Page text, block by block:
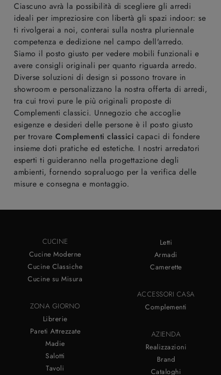
Ciascuno avrà la possibilità di scegliere gli arredi
ideali per impreziosire con libertà gli spazi indoor: se
ti rivolgerai a noi, conterai sulla nostra pluriennale
competenza e dedizione nel campo dell'arredo.
Siamo il posto giusto per vedere mobili funzionali e
avere consigli originali per quanto riguarda arredo.
Diverse soluzioni di design si possono trovare in
showroom e personalizzano la nostra offerta di arredi,
tra cui trovi pure le più originali proposte di
Complementi classici. Unnegozio che accoglie
esigenze e desideri delle persone è il posto giusto
per trovare Complementi classici capaci di fondere
insieme doti pratiche ed estetiche. I nostri arredatori
esperti ti guideranno nella progettazione degli
ambienti, fornendo sopraluogo per la verifica delle
misure e consegna e montaggio.
CUCINE
Cucine Moderne
Cucine Classiche
Cucine su Misura
ZONA GIORNO
Librerie
Pareti Attrezzate
Madie
Salotti
Tavoli
Letti
Armadi
Camerette
ACCESSORI CASA
Complementi
AZIENDA
Realizzazioni
Brand
Cataloghi